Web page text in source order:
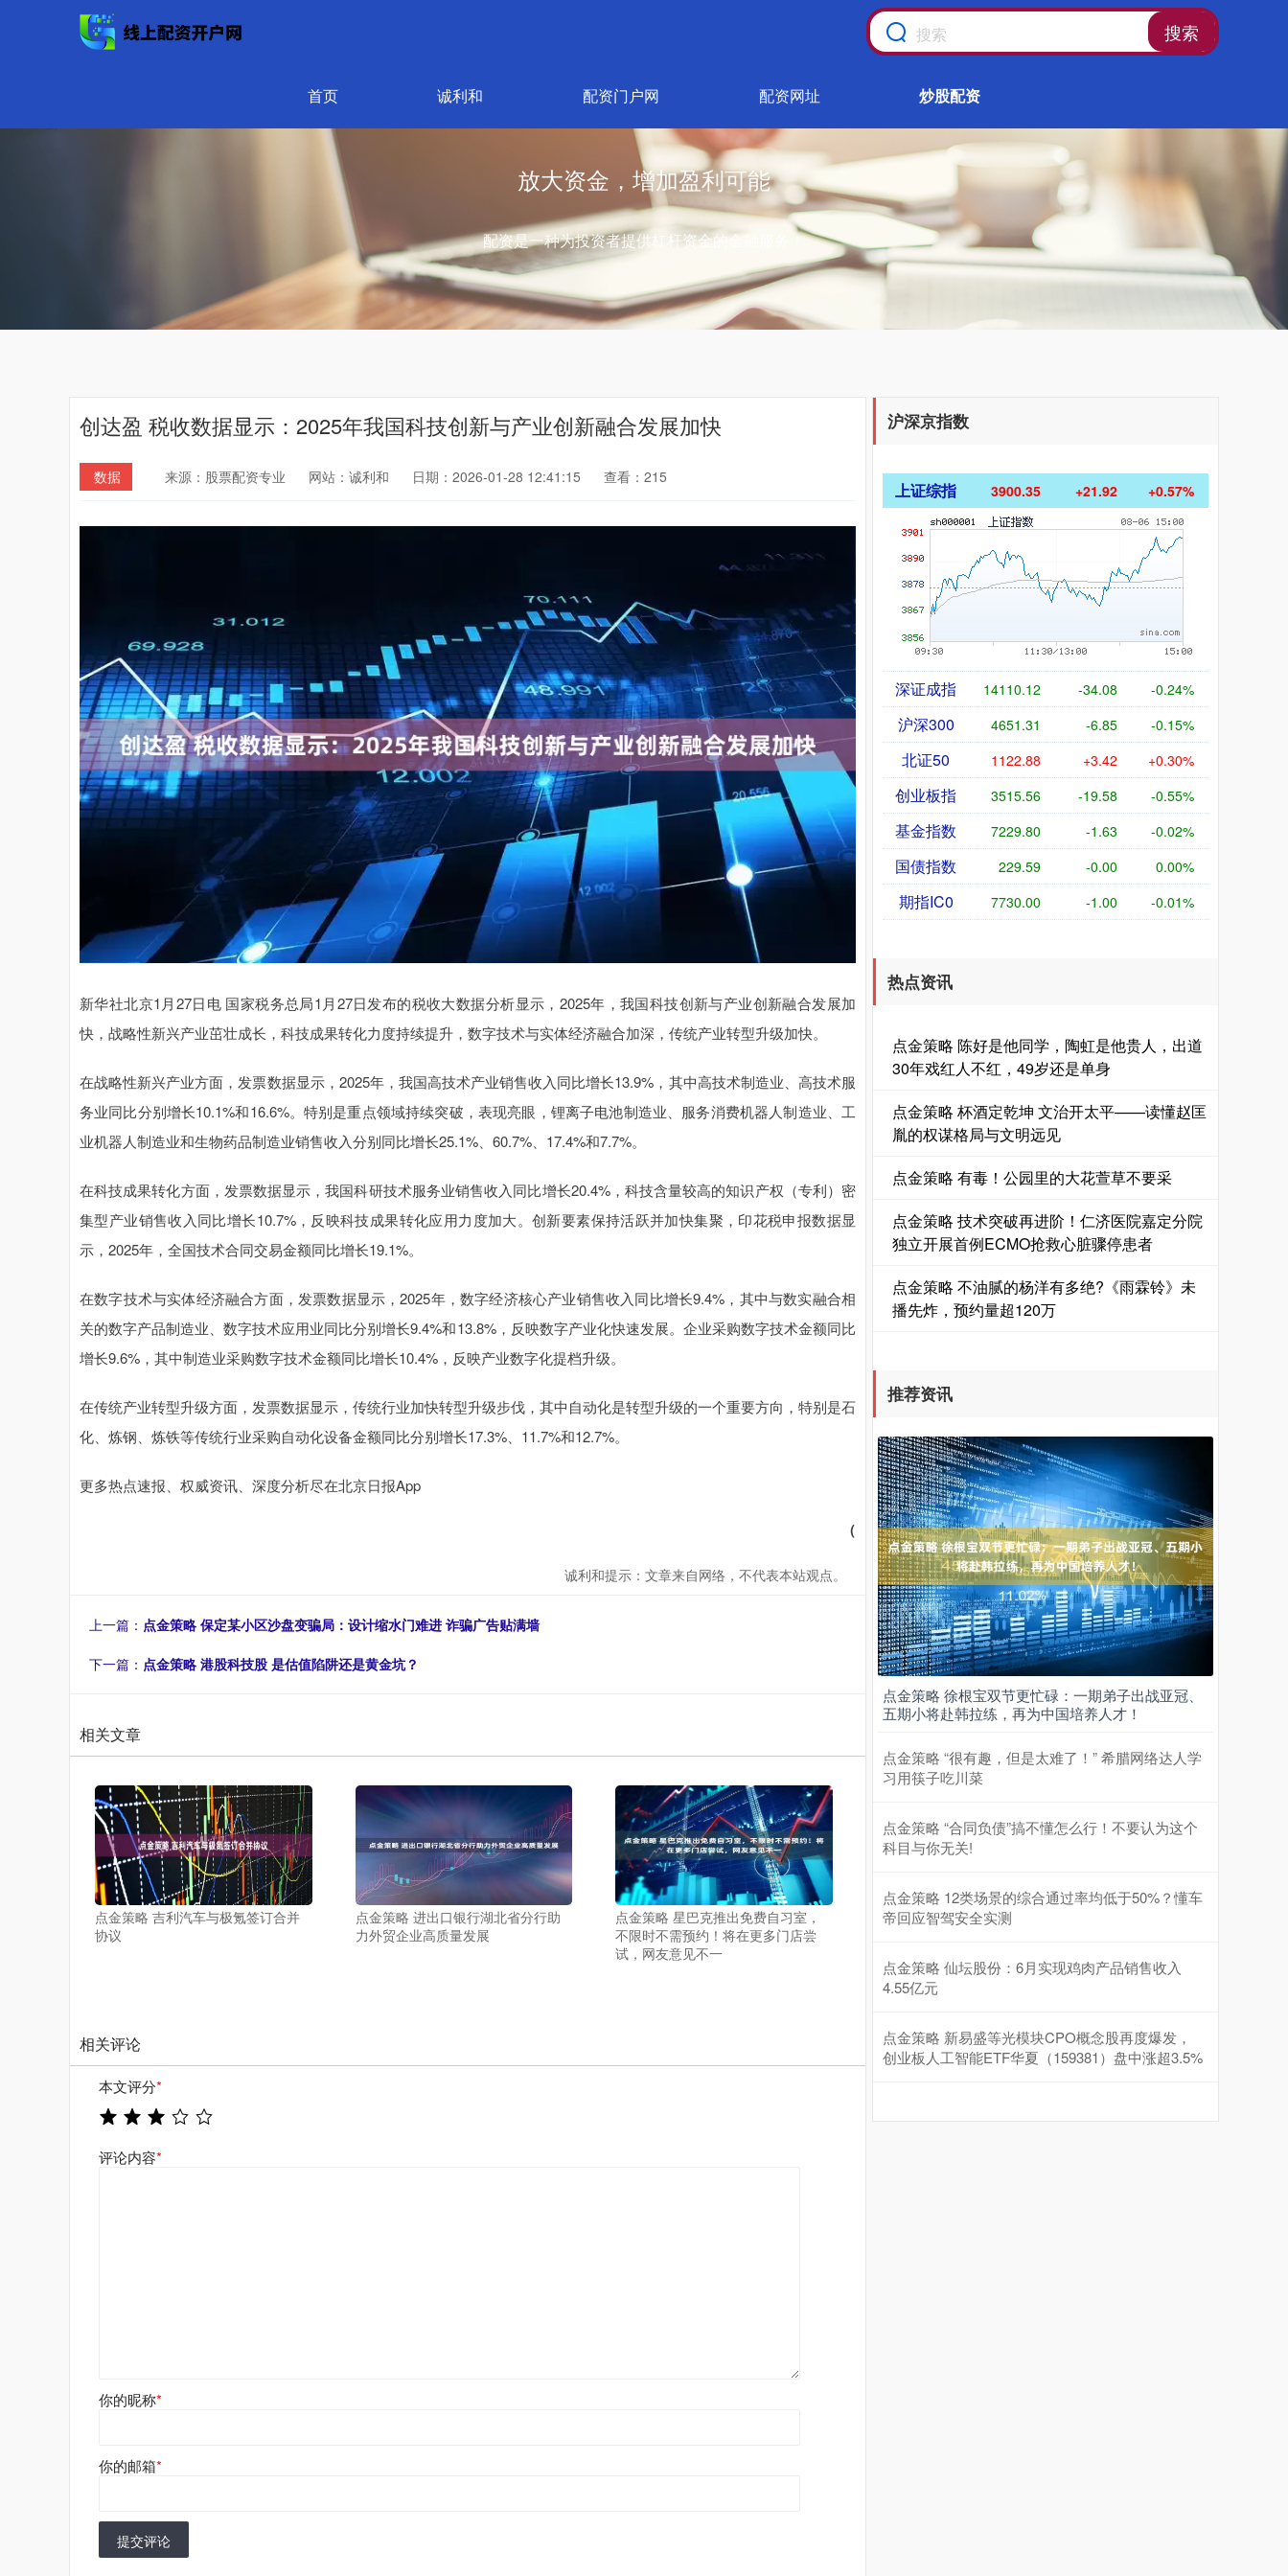
搜索
首页 诚利和 配资门户网 配资网址 炒股配资
放大资金，增加盈利可能
配资是一种为投资者提供杠杆资金的金融服务！
创达盈 税收数据显示：2025年我国科技创新与产业创新融合发展加快
数据 来源：股票配资专业 网站：诚利和 日期：2026-01-28 12:41:15 查看：215
新华社北京1月27日电 国家税务总局1月27日发布的税收大数据分析显示，2025年，我国科技创新与产业创新融合发展加
快，战略性新兴产业茁壮成长，科技成果转化力度持续提升，数字技术与实体经济融合加深，传统产业转型升级加快。
在战略性新兴产业方面，发票数据显示，2025年，我国高技术产业销售收入同比增长13.9%，其中高技术制造业、高技术服
务业同比分别增长10.1%和16.6%。特别是重点领域持续突破，表现亮眼，锂离子电池制造业、服务消费机器人制造业、工
业机器人制造业和生物药品制造业销售收入分别同比增长25.1%、60.7%、17.4%和7.7%。
在科技成果转化方面，发票数据显示，我国科研技术服务业销售收入同比增长20.4%，科技含量较高的知识产权（专利）密
集型产业销售收入同比增长10.7%，反映科技成果转化应用力度加大。创新要素保持活跃并加快集聚，印花税申报数据显
示，2025年，全国技术合同交易金额同比增长19.1%。
在数字技术与实体经济融合方面，发票数据显示，2025年，数字经济核心产业销售收入同比增长9.4%，其中与数实融合相
关的数字产品制造业、数字技术应用业同比分别增长9.4%和13.8%，反映数字产业化快速发展。企业采购数字技术金额同比
增长9.6%，其中制造业采购数字技术金额同比增长10.4%，反映产业数字化提档升级。
在传统产业转型升级方面，发票数据显示，传统行业加快转型升级步伐，其中自动化是转型升级的一个重要方向，特别是石
化、炼钢、炼铁等传统行业采购自动化设备金额同比分别增长17.3%、11.7%和12.7%。
更多热点速报、权威资讯、深度分析尽在北京日报App
（
诚利和提示：文章来自网络，不代表本站观点。
上一篇： 点金策略 保定某小区沙盘变骗局：设计缩水门难进 诈骗广告贴满墙
下一篇： 点金策略 港股科技股 是估值陷阱还是黄金坑？
相关文章
点金策略 吉利汽车与极氪签订合并
协议
点金策略 进出口银行湖北省分行助
力外贸企业高质量发展
点金策略 星巴克推出免费自习室，
不限时不需预约！将在更多门店尝
试，网友意见不一
相关评论
本文评分*
评论内容*
你的昵称*
你的邮箱*
提交评论
沪深京指数
上证综指 3900.35 +21.92 +0.57%
深证成指 14110.12 -34.08 -0.24%
沪深300 4651.31 -6.85 -0.15%
北证50 1122.88 +3.42 +0.30%
创业板指 3515.56 -19.58 -0.55%
基金指数 7229.80 -1.63 -0.02%
国债指数 229.59 -0.00 0.00%
期指IC0 7730.00 -1.00 -0.01%
热点资讯
点金策略 陈好是他同学，陶虹是他贵人，出道
30年戏红人不红，49岁还是单身
点金策略 杯酒定乾坤 文治开太平——读懂赵匡
胤的权谋格局与文明远见
点金策略 有毒！公园里的大花萱草不要采
点金策略 技术突破再进阶！仁济医院嘉定分院
独立开展首例ECMO抢救心脏骤停患者
点金策略 不油腻的杨洋有多绝?《雨霖铃》未
播先炸，预约量超120万
推荐资讯
点金策略 徐根宝双节更忙碌：一期弟子出战亚冠、
五期小将赴韩拉练，再为中国培养人才！
点金策略 “很有趣，但是太难了！” 希腊网络达人学
习用筷子吃川菜
点金策略 “合同负债”搞不懂怎么行！不要认为这个
科目与你无关!
点金策略 12类场景的综合通过率均低于50%？懂车
帝回应智驾安全实测
点金策略 仙坛股份：6月实现鸡肉产品销售收入
4.55亿元
点金策略 新易盛等光模块CPO概念股再度爆发，
创业板人工智能ETF华夏（159381）盘中涨超3.5%